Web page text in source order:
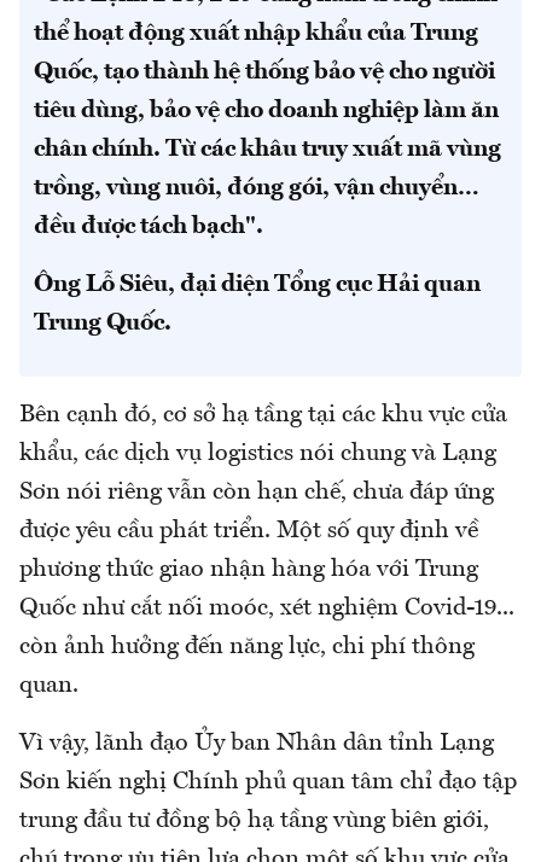
thể hoạt động xuất nhập khẩu của Trung
Quốc, tạo thành hệ thống bảo vệ cho người
tiêu dùng, bảo vệ cho doanh nghiệp làm ăn
chân chính. Từ các khâu truy xuất mã vùng
trồng, vùng nuôi, đóng gói, vận chuyển…
đều được tách bạch".
Ông Lỗ Siêu, đại diện Tổng cục Hải quan
Trung Quốc.
Bên cạnh đó, cơ sở hạ tầng tại các khu vực cửa
khẩu, các dịch vụ logistics nói chung và Lạng
Sơn nói riêng vẫn còn hạn chế, chưa đáp ứng
được yêu cầu phát triển. Một số quy định về
phương thức giao nhận hàng hóa với Trung
Quốc như cắt nối moóc, xét nghiệm Covid-19...
còn ảnh hưởng đến năng lực, chi phí thông
quan.
Vì vậy, lãnh đạo Ủy ban Nhân dân tỉnh Lạng
Sơn kiến nghị Chính phủ quan tâm chỉ đạo tập
trung đầu tư đồng bộ hạ tầng vùng biên giới,